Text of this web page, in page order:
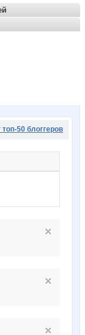
топ-50 блоггеров